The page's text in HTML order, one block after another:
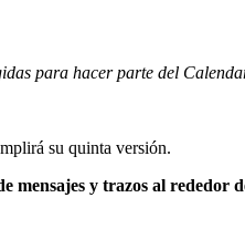
para hacer parte del
su quinta versión.
mensajes y trazos al rededor